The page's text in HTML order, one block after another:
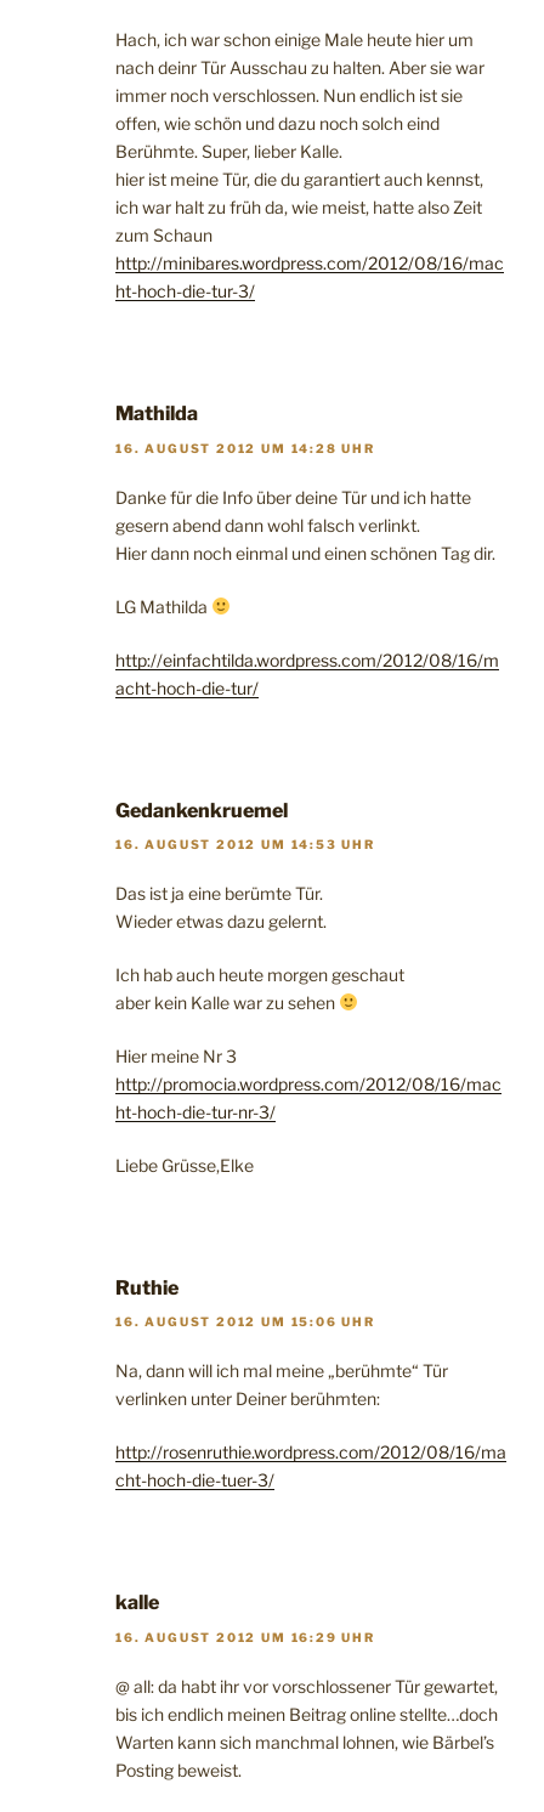
Hach, ich war schon einige Male heute hier um
nach deinr Tür Ausschau zu halten. Aber sie war
immer noch verschlossen. Nun endlich ist sie
offen, wie schön und dazu noch solch eind
Berühmte. Super, lieber Kalle.
hier ist meine Tür, die du garantiert auch kennst,
ich war halt zu früh da, wie meist, hatte also Zeit
zum Schaun
http://minibares.wordpress.com/2012/08/16/mac
ht-hoch-die-tur-3/
Mathilda
16. AUGUST 2012 UM 14:28 UHR
Danke für die Info über deine Tür und ich hatte
gesern abend dann wohl falsch verlinkt.
Hier dann noch einmal und einen schönen Tag dir.
LG Mathilda
http://einfachtilda.wordpress.com/2012/08/16/m
acht-hoch-die-tur/
Gedankenkruemel
16. AUGUST 2012 UM 14:53 UHR
Das ist ja eine berümte Tür.
Wieder etwas dazu gelernt.
Ich hab auch heute morgen geschaut
aber kein Kalle war zu sehen
Hier meine Nr 3
http://promocia.wordpress.com/2012/08/16/mac
ht-hoch-die-tur-nr-3/
Liebe Grüsse,Elke
Ruthie
16. AUGUST 2012 UM 15:06 UHR
Na, dann will ich mal meine „berühmte“ Tür
verlinken unter Deiner berühmten:
http://rosenruthie.wordpress.com/2012/08/16/ma
cht-hoch-die-tuer-3/
kalle
16. AUGUST 2012 UM 16:29 UHR
@ all: da habt ihr vor vorschlossener Tür gewartet,
bis ich endlich meinen Beitrag online stellte…doch
Warten kann sich manchmal lohnen, wie Bärbel’s
Posting beweist.